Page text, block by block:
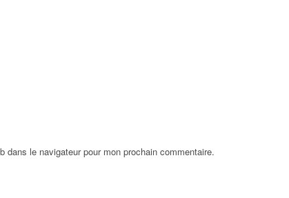
le navigateur pour mon prochain commentaire.